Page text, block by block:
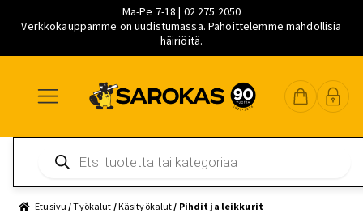
Ma-Pe 7-18 | 02 275 2050
Verkkokauppamme on uudistumassa. Pahoittelemme mahdollisia
häiriöitä.
navigointiin
sisältöön
pääsisältöön
search
Etusivu /Työkalut /Käsityökalut / Pihdit ja leikkurit